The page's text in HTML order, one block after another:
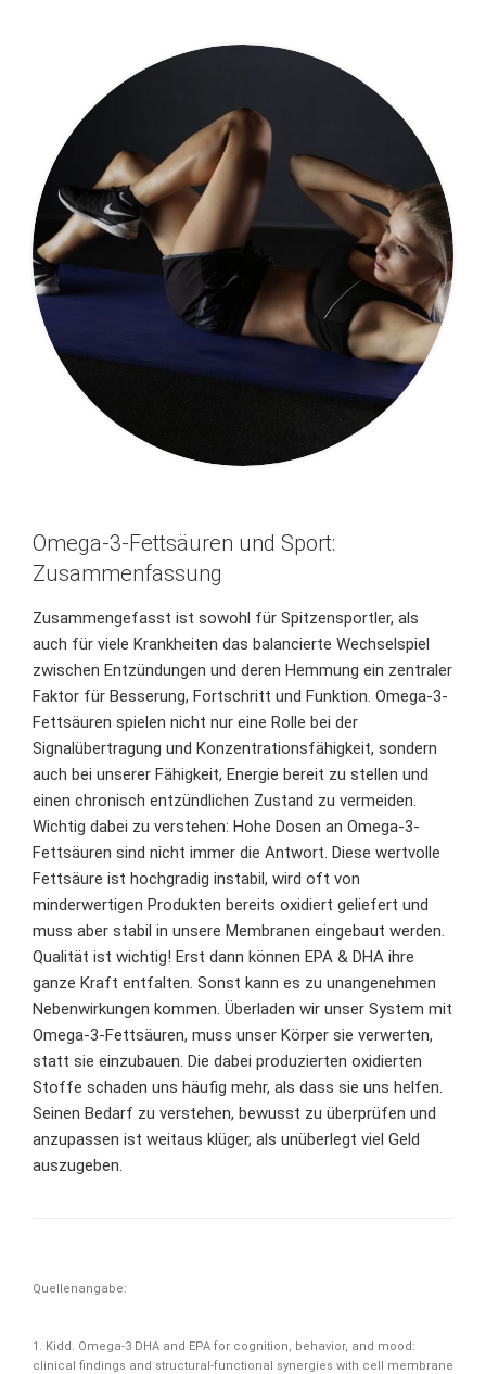
Omega-3-Fettsäuren und Sport:
Zusammenfassung
Zusammengefasst ist sowohl für Spitzensportler, als
auch für viele Krankheiten das balancierte Wechselspiel
zwischen Entzündungen und deren Hemmung ein zentraler
Faktor für Besserung, Fortschritt und Funktion. Omega-3-
Fettsäuren spielen nicht nur eine Rolle bei der
Signalübertragung und Konzentrationsfähigkeit, sondern
auch bei unserer Fähigkeit, Energie bereit zu stellen und
einen chronisch entzündlichen Zustand zu vermeiden.
Wichtig dabei zu verstehen: Hohe Dosen an Omega-3-
Fettsäuren sind nicht immer die Antwort. Diese wertvolle
Fettsäure ist hochgradig instabil, wird oft von
minderwertigen Produkten bereits oxidiert geliefert und
muss aber stabil in unsere Membranen eingebaut werden.
Qualität ist wichtig! Erst dann können EPA & DHA ihre
ganze Kraft entfalten. Sonst kann es zu unangenehmen
Nebenwirkungen kommen. Überladen wir unser System mit
Omega-3-Fettsäuren, muss unser Körper sie verwerten,
statt sie einzubauen. Die dabei produzierten oxidierten
Stoffe schaden uns häufig mehr, als dass sie uns helfen.
Seinen Bedarf zu verstehen, bewusst zu überprüfen und
anzupassen ist weitaus klüger, als unüberlegt viel Geld
auszugeben.
Quellenangabe:
1. Kidd. Omega-3 DHA and EPA for cognition, behavior, and mood:
clinical findings and structural-functional synergies with cell membrane